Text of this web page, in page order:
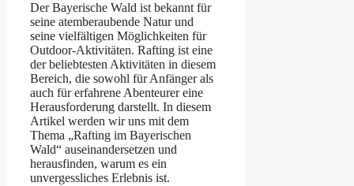
Der Bayerische Wald ist bekannt für
seine atemberaubende Natur und
seine vielfältigen Möglichkeiten für
Outdoor-Aktivitäten. Rafting ist eine
der beliebtesten Aktivitäten in diesem
Bereich, die sowohl für Anfänger als
auch für erfahrene Abenteurer eine
Herausforderung darstellt. In diesem
Artikel werden wir uns mit dem
Thema „Rafting im Bayerischen
Wald“ auseinandersetzen und
herausfinden, warum es ein
unvergessliches Erlebnis ist.